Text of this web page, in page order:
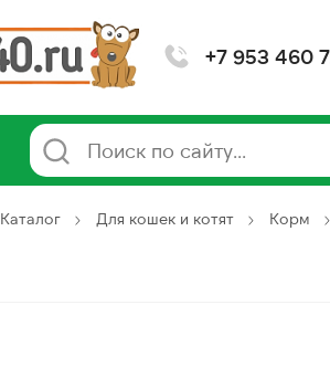
+7 953 460
Каталог Для кошек и котят Корм